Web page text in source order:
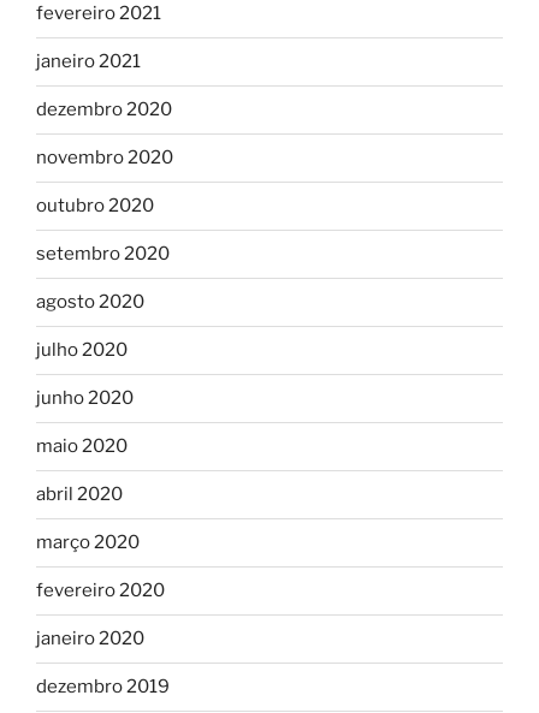
fevereiro 2021
janeiro 2021
dezembro 2020
novembro 2020
outubro 2020
setembro 2020
agosto 2020
julho 2020
junho 2020
maio 2020
abril 2020
março 2020
fevereiro 2020
janeiro 2020
dezembro 2019